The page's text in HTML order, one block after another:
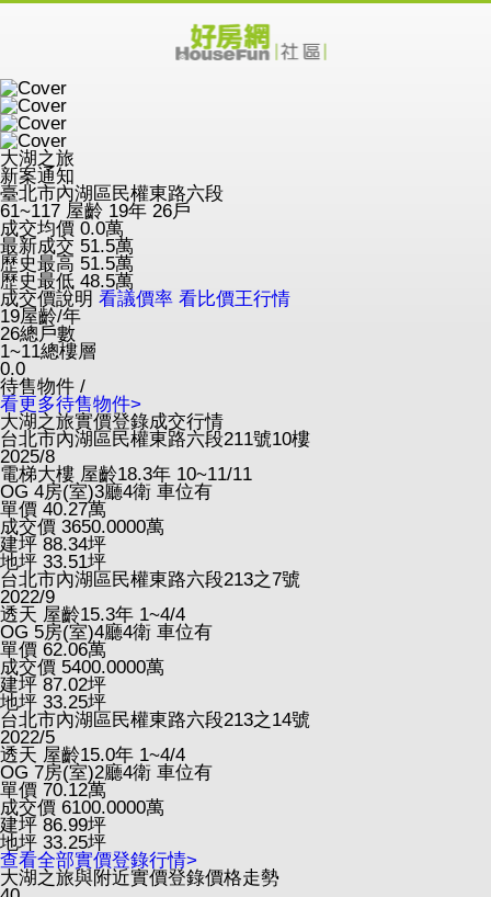
大湖之旅
新案通知
臺北市內湖區民權東路六段
61~117 屋齡 19年 26戶
成交均價 0.0萬
最新成交 51.5萬
歷史最高 51.5萬
歷史最低 48.5萬
成交價說明 看議價率 看比價王行情
19屋齡/年
26總戶數
1~11總樓層
0.0
待售物件 /
看更多待售物件>
大湖之旅實價登錄成交行情
台北市內湖區民權東路六段211號10樓
2025/8
電梯大樓 屋齡18.3年 10~11/11
OG 4房(室)3廳4衛 車位有
單價 40.27萬
成交價 3650.0000萬
建坪 88.34坪
地坪 33.51坪
台北市內湖區民權東路六段213之7號
2022/9
透天 屋齡15.3年 1~4/4
OG 5房(室)4廳4衛 車位有
單價 62.06萬
成交價 5400.0000萬
建坪 87.02坪
地坪 33.25坪
台北市內湖區民權東路六段213之14號
2022/5
透天 屋齡15.0年 1~4/4
OG 7房(室)2廳4衛 車位有
單價 70.12萬
成交價 6100.0000萬
建坪 86.99坪
地坪 33.25坪
查看全部實價登錄行情>
大湖之旅與附近實價登錄價格走勢